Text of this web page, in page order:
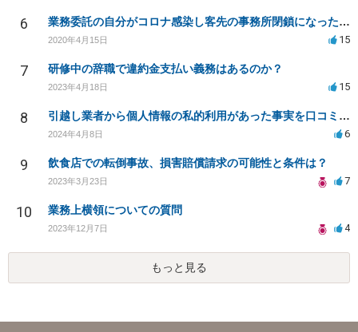
6 業務委託の自分がコロナ感染し客先の事務所閉鎖になったら損害賠償請求されますか？
2020年4月15日 15
7 研修中の辞職で違約金支払い義務はあるのか？
2023年4月18日 15
8 引越し業者から個人情報の私的利用があった事実を口コミに投稿するのは名誉毀損に該当しますか？
2024年4月8日 6
9 飲食店での転倒事故、損害賠償請求の可能性と条件は？
2023年3月23日 7
10 業務上横領についての質問
2023年12月7日 4
もっと見る